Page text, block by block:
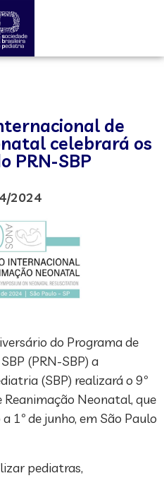
de
celebrará os
PRN-SBP
2024
do Programa de
(PRN-SBP) a
(SBP) realizará o 9º
Neonatal, que
1º de junho, em São Paulo
pediatras,